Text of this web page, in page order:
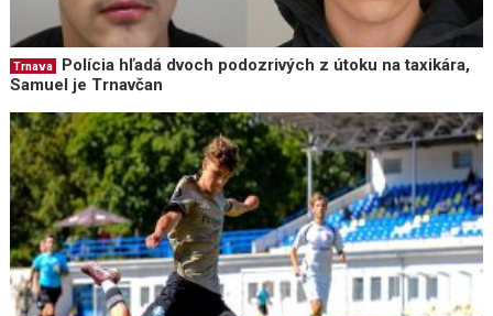
Trnava
Polícia hľadá dvoch podozrivých z útoku na taxikára,
Samuel je Trnavčan